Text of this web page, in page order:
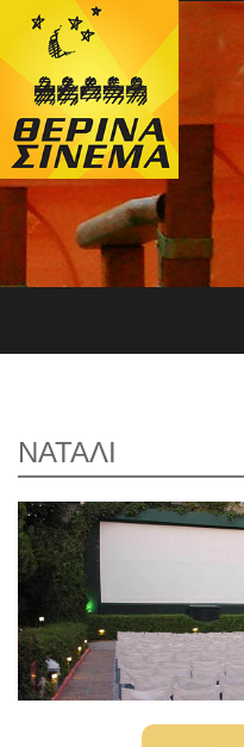
ΝΑΤΑΛΙ